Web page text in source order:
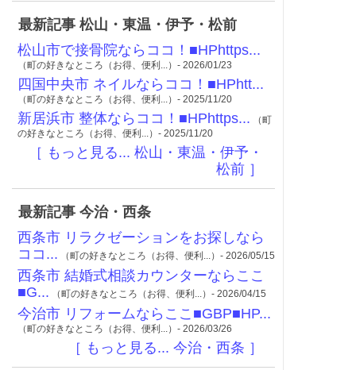
最新記事 松山・東温・伊予・松前
松山市で接骨院ならココ！■HPhttps...
（町の好きなところ（お得、便利...）- 2026/01/23
四国中央市 ネイルならココ！■HPhtt...
（町の好きなところ（お得、便利...）- 2025/11/20
新居浜市 整体ならココ！■HPhttps... （町
の好きなところ（お得、便利...）- 2025/11/20
［ もっと見る... 松山・東温・伊予・
松前 ］
最新記事 今治・西条
西条市 リラクゼーションをお探しなら
ココ... （町の好きなところ（お得、便利...）- 2026/05/15
西条市 結婚式相談カウンターならここ
■G... （町の好きなところ（お得、便利...）- 2026/04/15
今治市 リフォームならここ■GBP■HP...
（町の好きなところ（お得、便利...）- 2026/03/26
［ もっと見る... 今治・西条 ］